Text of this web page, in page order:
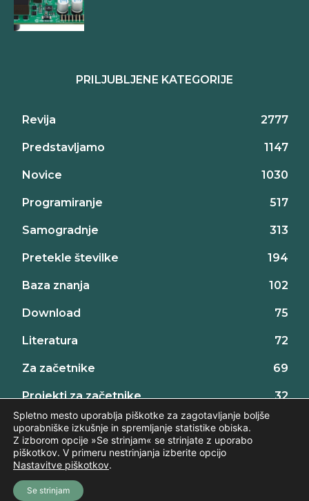
PRILJUBLJENE KATEGORIJE
Revija 2777
Predstavljamo 1147
Novice 1030
Programiranje 517
Samogradnje 313
Pretekle številke 194
Baza znanja 102
Download 75
Literatura 72
Za začetnike 69
Projekti za začetnike 32
©2026 AX elektronika d.o.o., vse pravice pridržane. | web:
Spletno mesto uporablja piškotke za zagotavljanje boljše
uporabniške izkušnje in spremljanje statistike obiska.
Z izborom opcije »Se strinjam« se strinjate z uporabo
piškotkov. V primeru nestrinjanja izberite opcijo
Nastavitve piškotkov.
Se strinjam